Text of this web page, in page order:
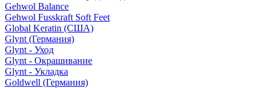
Gehwol Balance
Gehwol Fusskraft Soft Feet
Global Keratin (США)
Glynt (Германия)
Glynt - Уход
Glynt - Окрашивание
Glynt - Укладка
Goldwell (Германия)